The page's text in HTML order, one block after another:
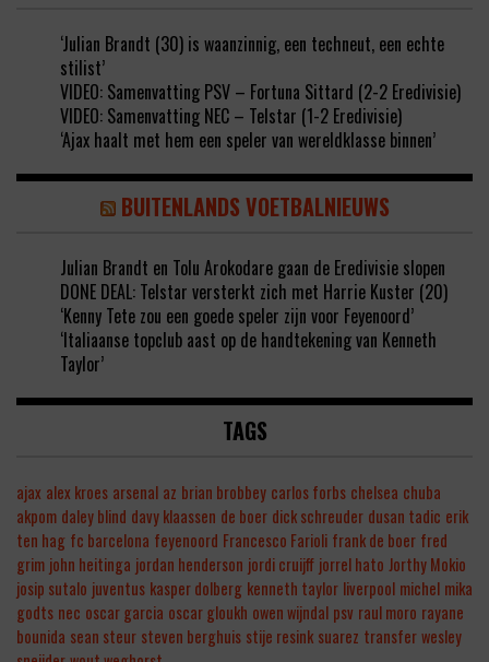
‘Julian Brandt (30) is waanzinnig, een techneut, een echte
stilist’
VIDEO: Samenvatting PSV – Fortuna Sittard (2-2 Eredivisie)
VIDEO: Samenvatting NEC – Telstar (1-2 Eredivisie)
‘Ajax haalt met hem een speler van wereldklasse binnen’
BUITENLANDS VOETBALNIEUWS
Julian Brandt en Tolu Arokodare gaan de Eredivisie slopen
DONE DEAL: Telstar versterkt zich met Harrie Kuster (20)
‘Kenny Tete zou een goede speler zijn voor Feyenoord’
‘Italiaanse topclub aast op de handtekening van Kenneth
Taylor’
TAGS
ajax alex kroes arsenal az brian brobbey carlos forbs chelsea chuba
akpom daley blind davy klaassen de boer dick schreuder dusan tadic erik
ten hag fc barcelona feyenoord Francesco Farioli frank de boer fred
grim john heitinga jordan henderson jordi cruijff jorrel hato Jorthy Mokio
josip sutalo juventus kasper dolberg kenneth taylor liverpool michel mika
godts nec oscar garcia oscar gloukh owen wijndal psv raul moro rayane
bounida sean steur steven berghuis stije resink suarez transferwesley